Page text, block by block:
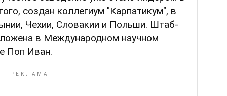
создан коллегиум "Карпатикум", в
Чехии, Словакии и Польши. Штаб-
в Международном научном
Поп Иван.